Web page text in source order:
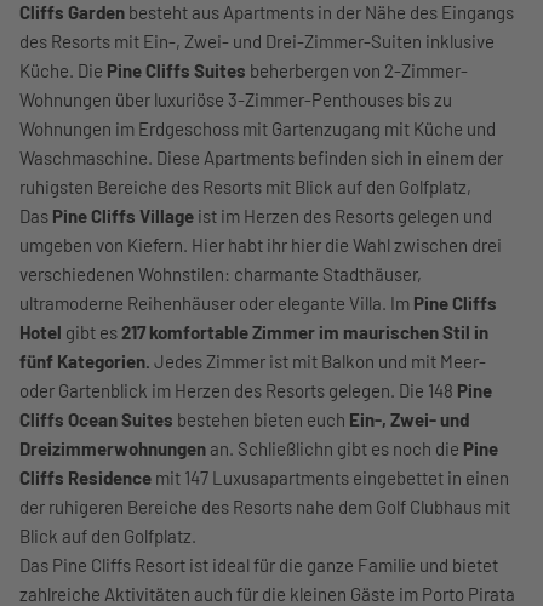
Cliffs Garden besteht aus Apartments in der Nähe des Eingangs
des Resorts mit Ein-, Zwei- und Drei-Zimmer-Suiten inklusive
Küche. Die Pine Cliffs Suites beherbergen von 2-Zimmer-
Wohnungen über luxuriöse 3-Zimmer-Penthouses bis zu
Wohnungen im Erdgeschoss mit Gartenzugang mit Küche und
Waschmaschine. Diese Apartments befinden sich in einem der
ruhigsten Bereiche des Resorts mit Blick auf den Golfplatz,
Das Pine Cliffs Village ist im Herzen des Resorts gelegen und
umgeben von Kiefern. Hier habt ihr hier die Wahl zwischen drei
verschiedenen Wohnstilen: charmante Stadthäuser,
ultramoderne Reihenhäuser oder elegante Villa. Im Pine Cliffs
Hotel gibt es217 komfortable Zimmer im maurischen Stil in
fünf Kategorien. Jedes Zimmer ist mit Balkon und mit Meer-
oder Gartenblick im Herzen des Resorts gelegen. Die 148 Pine
Cliffs Ocean Suites bestehen bieten euch Ein-, Zwei- und
Dreizimmerwohnungen an. Schließlichn gibt es noch die Pine
Cliffs Residence mit 147 Luxusapartments eingebettet in einen
der ruhigeren Bereiche des Resorts nahe dem Golf Clubhaus mit
Blick auf den Golfplatz.
Das Pine Cliffs Resort ist ideal für die ganze Familie und bietet
zahlreiche Aktivitäten auch für die kleinen Gäste im Porto Pirata